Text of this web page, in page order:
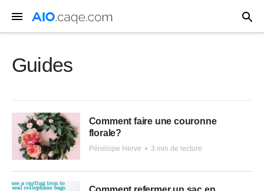
Guides
Comment faire une couronne
florale?
Pénélope Herve • 3 min de lecture